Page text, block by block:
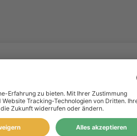
Information